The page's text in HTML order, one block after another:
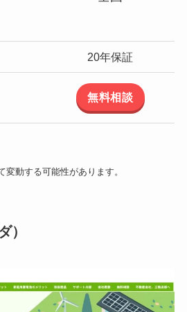
20年保証
無料相談
動する可能性があります。
）